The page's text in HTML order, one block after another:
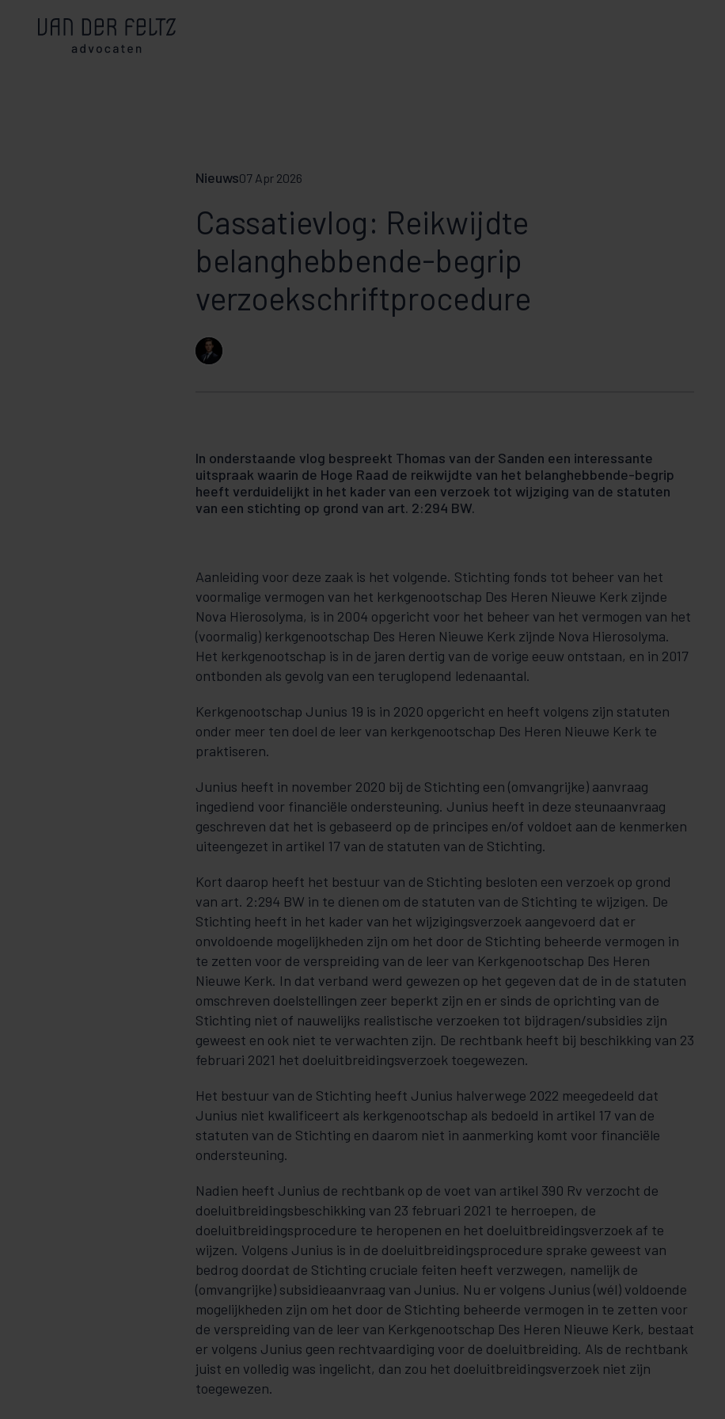
Nieuws07 Apr 2026
Cassatievlog: Reikwijdte
belanghebbende-begrip
verzoekschriftprocedure
In onderstaande vlog bespreekt Thomas van der Sanden een interessante
uitspraak waarin de Hoge Raad de reikwijdte van het belanghebbende-begrip
heeft verduidelijkt in het kader van een verzoek tot wijziging van de statuten
van een stichting op grond van art. 2:294 BW.
Aanleiding voor deze zaak is het volgende. Stichting fonds tot beheer van het
voormalige vermogen van het kerkgenootschap Des Heren Nieuwe Kerk zijnde
Nova Hierosolyma, is in 2004 opgericht voor het beheer van het vermogen van het
(voormalig) kerkgenootschap Des Heren Nieuwe Kerk zijnde Nova Hierosolyma.
Het kerkgenootschap is in de jaren dertig van de vorige eeuw ontstaan, en in 2017
ontbonden als gevolg van een teruglopend ledenaantal.
Kerkgenootschap Junius 19 is in 2020 opgericht en heeft volgens zijn statuten
onder meer ten doel de leer van kerkgenootschap Des Heren Nieuwe Kerk te
praktiseren.
Junius heeft in november 2020 bij de Stichting een (omvangrijke) aanvraag
ingediend voor financiële ondersteuning. Junius heeft in deze steunaanvraag
geschreven dat het is gebaseerd op de principes en/of voldoet aan de kenmerken
uiteengezet in artikel 17 van de statuten van de Stichting.
Kort daarop heeft het bestuur van de Stichting besloten een verzoek op grond
van art. 2:294 BW in te dienen om de statuten van de Stichting te wijzigen. De
Stichting heeft in het kader van het wijzigingsverzoek aangevoerd dat er
onvoldoende mogelijkheden zijn om het door de Stichting beheerde vermogen in
te zetten voor de verspreiding van de leer van Kerkgenootschap Des Heren
Nieuwe Kerk. In dat verband werd gewezen op het gegeven dat de in de statuten
omschreven doelstellingen zeer beperkt zijn en er sinds de oprichting van de
Stichting niet of nauwelijks realistische verzoeken tot bijdragen/subsidies zijn
geweest en ook niet te verwachten zijn. De rechtbank heeft bij beschikking van 23
februari 2021 het doeluitbreidingsverzoek toegewezen.
Het bestuur van de Stichting heeft Junius halverwege 2022 meegedeeld dat
Junius niet kwalificeert als kerkgenootschap als bedoeld in artikel 17 van de
statuten van de Stichting en daarom niet in aanmerking komt voor financiële
ondersteuning.
Nadien heeft Junius de rechtbank op de voet van artikel 390 Rv verzocht de
doeluitbreidingsbeschikking van 23 februari 2021 te herroepen, de
doeluitbreidingsprocedure te heropenen en het doeluitbreidingsverzoek af te
wijzen. Volgens Junius is in de doeluitbreidingsprocedure sprake geweest van
bedrog doordat de Stichting cruciale feiten heeft verzwegen, namelijk de
(omvangrijke) subsidieaanvraag van Junius. Nu er volgens Junius (wél) voldoende
mogelijkheden zijn om het door de Stichting beheerde vermogen in te zetten voor
de verspreiding van de leer van Kerkgenootschap Des Heren Nieuwe Kerk, bestaat
er volgens Junius geen rechtvaardiging voor de doeluitbreiding. Als de rechtbank
juist en volledig was ingelicht, dan zou het doeluitbreidingsverzoek niet zijn
toegewezen.